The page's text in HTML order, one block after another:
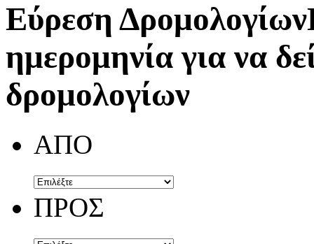
Εύρεση Δρομολογίων
ημερομηνία για να
δρομολογίων
ΑΠΟ
ΠΡΟΣ